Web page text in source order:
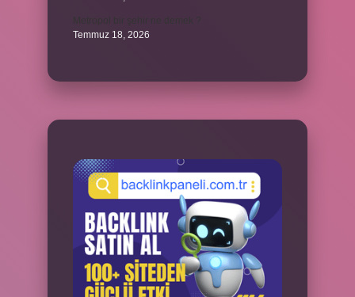
Temmuz 18, 2026